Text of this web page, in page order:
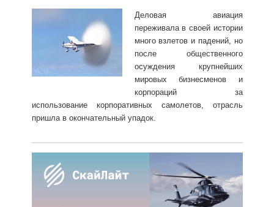
Деловая авиация
переживала в своей истории
много взлетов и падений, но
после общественного
осуждения крупнейших
мировых бизнесменов и
корпораций за
использование корпоративных самолетов, отрасль
пришла в окончательный упадок.